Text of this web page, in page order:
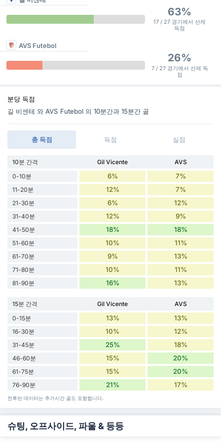
63%
17 / 27 경기에서 선제
득점
AVS Futebol
26%
7 / 27 경기에서 선제 득
점
분당 득점
길 비센테 와 AVS Futebol 의 10분간과 15분간 골
총 득점 득점 실점
10분 간격 Gil Vicente
AVS
0-10분
6% 7%
11-20분 12% 7%
21-30분 6% 12%
31-40분 12% 9%
41-50분 18% 18%
51-60분 10% 11%
61-70분 9% 13%
71-80분 10% 11%
81-90분 16% 13%
15분 간격 Gil Vicente
AVS
0-15분
13% 13%
16-30분 10% 12%
31-45분 25% 18%
46-60분 15% 20%
61-75분 15% 20%
76-90분 21% 17%
전후반 데이터는 추가시간 골도 포함합니다.
슈팅, 오프사이드, 파울 & 등등